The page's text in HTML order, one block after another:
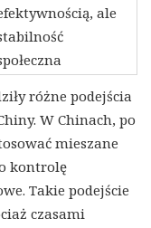
ale
różne podejścia
W Chinach, po
mieszane
kontrolę
Takie podejście
czasami